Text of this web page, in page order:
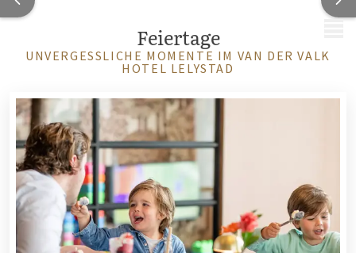
Feiertage
UNVERGESSLICHE MOMENTE IM VAN DER VALK
HOTEL LELYSTAD